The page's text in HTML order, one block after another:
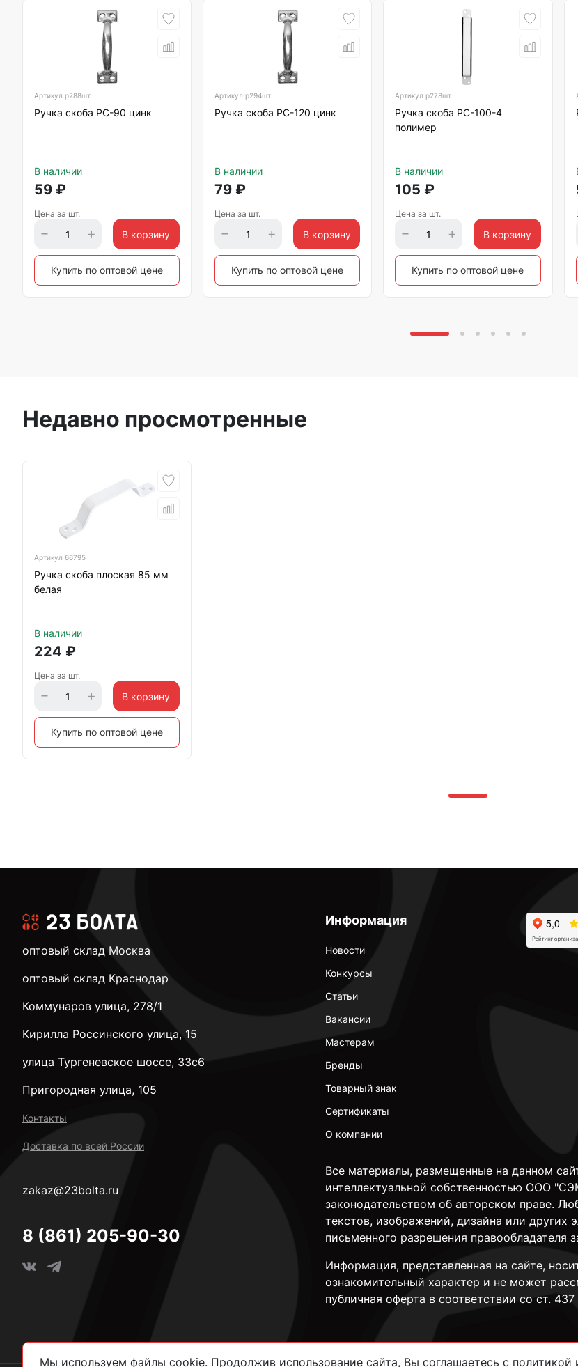
Артикул р288шт
Ручка скоба РС-90 цинк
В наличии
59 ₽
Цена за шт.
В корзину
Купить по оптовой цене
Артикулр294шт
Ручка скоба РС-120 цинк
В наличии
79 ₽
Цена за шт.
В корзину
Купить по оптовой цене
Артикулр278шт
Ручка скоба РС-100-4
полимер
В наличии
105 ₽
Цена за шт.
В корзину
Купить по оптовой цене
Недавно просмотренные
Артикул 66795
Ручка скоба плоская 85 мм
белая
В наличии
224 ₽
Цена за шт.
В корзину
Купить по оптовой цене
Информация
Новости
Конкурсы
Статьи
Вакансии
Мастерам
Бренды
Товарный знак
Сертификаты
О компании
Все материалы, размещенные на данном
интеллектуальной собственностью ООО
законодательством об авторском праве.
текстов, изображений, дизайна или других
письменного разрешения правообладателя
Информация, представленная на сайте,
ознакомительный характер и не может
публичная оферта в соответствии со ст.
оптовый склад Москва
оптовый склад Краснодар
Коммунаров улица, 278/1
Кирилла Россинского улица, 15
улица Тургеневское шоссе, 33с6
Пригородная улица, 105
Контакты
Доставка по всей России
zakaz@23bolta.ru
8 (861) 205-90-30
Мы используем файлы cookie. Продолжив использование сайта, Вы соглашаетесь с политикой